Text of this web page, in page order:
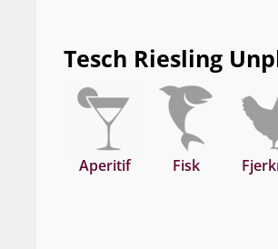
Tesch Riesling
Aperitif Fisk